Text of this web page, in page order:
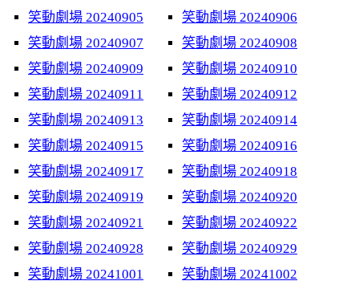
笑動劇場 20240905
笑動劇場 20240906
笑動劇場 20240907
笑動劇場 20240908
笑動劇場 20240909
笑動劇場 20240910
笑動劇場 20240911
笑動劇場 20240912
笑動劇場 20240913
笑動劇場 20240914
笑動劇場 20240915
笑動劇場 20240916
笑動劇場 20240917
笑動劇場 20240918
笑動劇場 20240919
笑動劇場 20240920
笑動劇場 20240921
笑動劇場 20240922
笑動劇場 20240928
笑動劇場 20240929
笑動劇場 20241001
笑動劇場 20241002